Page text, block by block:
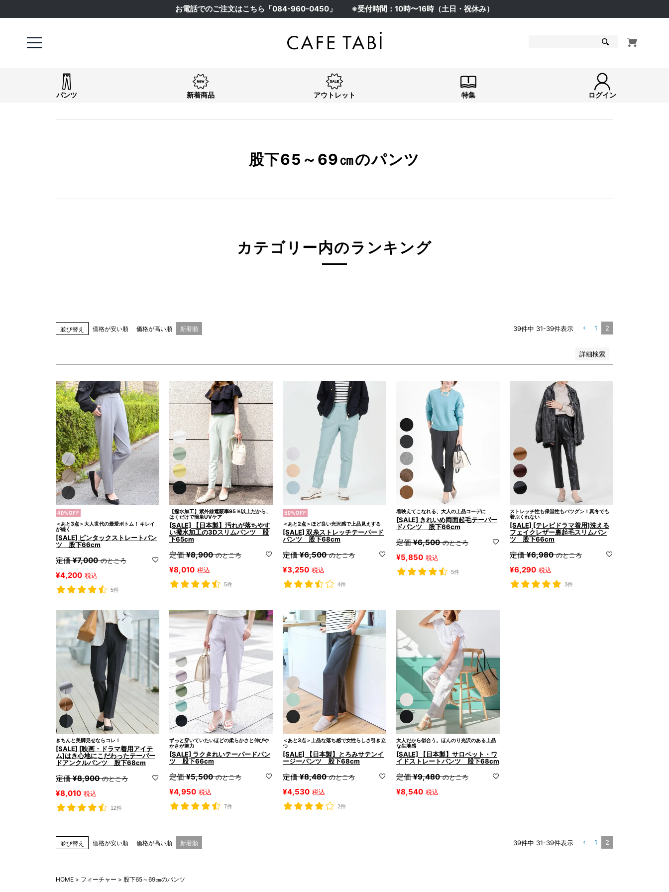
お電話でのご注文はこちら「084-960-0450 」 ※受付時間：10時〜16時（土日・祝休み）
パンツ 新着商品 アウトレット 特集 ログイン
股下65～69㎝のパンツ
カテゴリー内のランキング
並び替え 価格が安い順 価格が高い順 新着順 39件中 31-39件表示 1 2
詳細検索
検索
在庫なし商品
＜あと3点＞大人世代の最愛ボトム！ キレイ
が続く
[SALE] ピンタックストレートパン
ツ 股下66cm
定価 ¥7,000 のところ
¥4,200 税込
5件
【撥水加工】紫外線遮蔽率95％以上だから、
はくだけで簡単UVケア
[SALE] 【日本製】汚れが落ちやす
い撥水加工の3Dスリムパンツ 股
下65cm
定価 ¥8,900 のところ
¥8,010 税込
5件
＜あと2点＞ほど良い光沢感で上品見えする
[SALE] 双糸ストレッチテーパード
パンツ 股下68cm
定価 ¥6,500 のところ
¥3,250 税込
4件
着映えてこなれる、大人の上品コーデに
[SALE] きれいめ両面起毛テーパー
ドパンツ 股下66cm
定価 ¥6,500 のところ
¥5,850 税込
5件
ストレッチ性も保温性もバツグン！真冬でも
着ぶくれない
[SALE] [テレビドラマ着用]洗える
フェイクレザー裏起毛スリムパン
ツ 股下66cm
定価 ¥6,980 のところ
¥6,290 税込
3件
きちんと美脚見せならコレ！
[SALE] [映画・ドラマ着用アイテ
ム]はき心地にこだわったテーパー
ドアンクルパンツ 股下68cm
定価 ¥8,900 のところ
¥8,010 税込
12件
ずっと穿いていたいほどの柔らかさと伸びや
かさが魅力
[SALE] ラクきれいテーパードパン
ツ 股下66cm
定価 ¥5,500 のところ
¥4,950 税込
7件
＜あと3点＞上品な落ち感で女性らしさ引き立
つ
[SALE] 【日本製】とろみサテンイ
ージーパンツ 股下68cm
定価 ¥8,480 のところ
¥4,530 税込
2件
大人だから似合う。ほんのり光沢のある上品
な生地感
[SALE] 【日本製】サロペット・ワ
イドストレートパンツ 股下68cm
定価 ¥9,480 のところ
¥8,540 税込
並び替え 価格が安い順 価格が高い順 新着順 39件中 31-39件表示 1 2
HOME フィーチャー 股下65～69㎝のパンツ